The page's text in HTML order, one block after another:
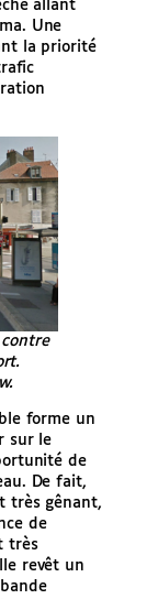
allant
Une
la priorité
forme un
sur le
de
De fait,
très gênant,
de
très
revêt un